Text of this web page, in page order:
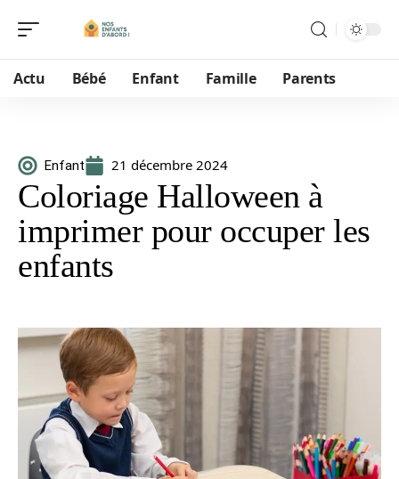
Actu Bébé Enfant Famille Parents
Enfant 21 décembre 2024
Coloriage Halloween à
imprimer pour occuper les
enfants